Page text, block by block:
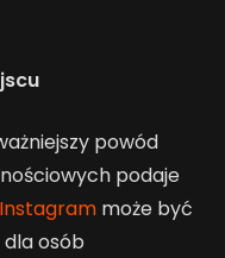
powód
podaje
Instagram może być
osób